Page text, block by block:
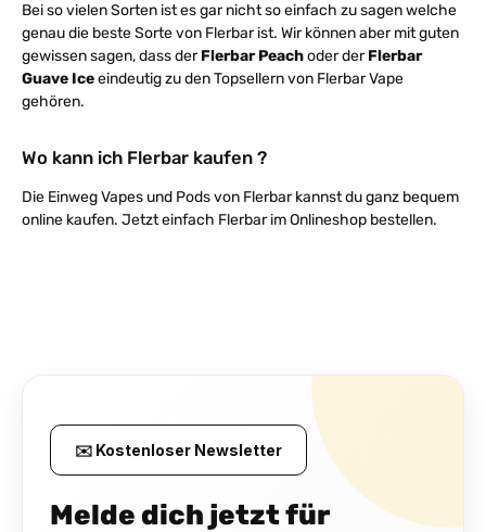
Bei so vielen Sorten ist es gar nicht so einfach zu sagen welche
genau die beste Sorte von Flerbar ist. Wir können aber mit guten
gewissen sagen, dass derFlerbar Peachoder derFlerbar
Guave Iceeindeutig zu den Topsellern von Flerbar Vape
gehören.
Wo kann ich Flerbar kaufen ?
Die Einweg Vapes und Pods von Flerbar kannst du ganz bequem
online kaufen. Jetzt einfach Flerbar im Onlineshop bestellen.
✉️ Kostenloser Newsletter
Melde dich jetzt für